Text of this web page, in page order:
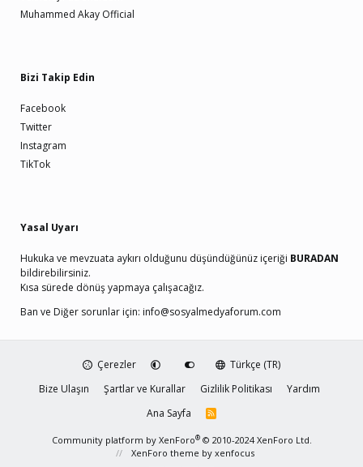
Muhammed Akay Official
Bizi Takip Edin
Facebook
Twitter
Instagram
TikTok
Yasal Uyarı
Hukuka ve mevzuata aykırı olduğunu düşündüğünüz içeriği BURADAN
bildirebilirsiniz.
Kısa sürede dönüş yapmaya çalışacağız.
Ban ve Diğer sorunlar için: info@sosyalmedyaforum.com
Çerezler
Türkçe (TR)
Bize Ulaşın
Şartlar ve Kurallar Gizlilik Politikası
Yardım
Ana Sayfa
R
S
Community platform by XenForo® © 2010-2024 XenForo Ltd.
XenForo theme by xenfocus